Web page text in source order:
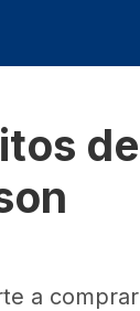
de
a comprar